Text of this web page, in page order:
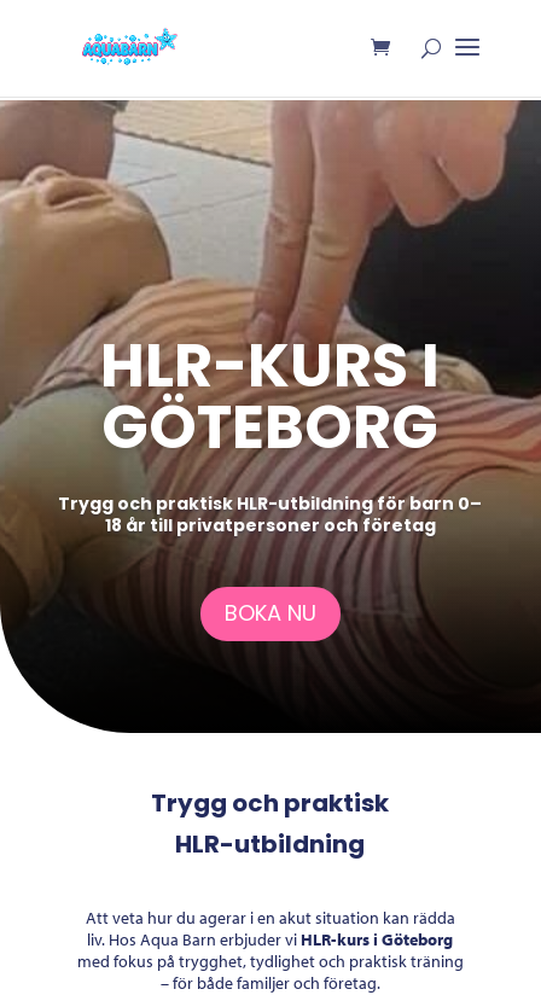
HLR-KURS I
GÖTEBORG
Trygg och praktisk HLR-utbildning för barn 0–
18 år till privatpersoner och företag
BOKA NU
Trygg och praktisk
HLR-utbildning
Att veta hur du agerar i en akut situation kan rädda
liv. Hos Aqua Barn erbjuder vi HLR-kurs i Göteborg
med fokus på trygghet, tydlighet och praktisk träning
– för både familjer och företag.